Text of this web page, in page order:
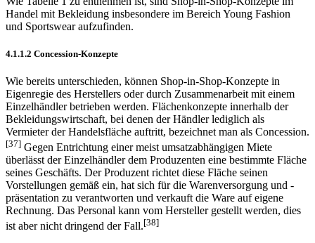
Handel mit Bekleidung insbesondere im Bereich Young Fashion
und Sportswear aufzufinden.
4.1.1.2 Concession-Konzepte
Wie bereits unterschieden, können Shop-in-Shop-Konzepte in
Eigenregie des Herstellers oder durch Zusammenarbeit mit einem
Einzelhändler betrieben werden. Flächenkonzepte innerhalb der
Bekleidungswirtschaft, bei denen der Händler lediglich als
Vermieter der Handelsfläche auftritt, bezeichnet man als Concession.
[37] Gegen Entrichtung einer meist umsatzabhängigen Miete
überlässt der Einzelhändler dem Produzenten eine bestimmte Fläche
seines Geschäfts. Der Produzent richtet diese Fläche seinen
Vorstellungen gemäß ein, hat sich für die Warenversorgung und -
präsentation zu verantworten und verkauft die Ware auf eigene
Rechnung. Das Personal kann vom Hersteller gestellt werden, dies
ist aber nicht dringend der Fall.[38]